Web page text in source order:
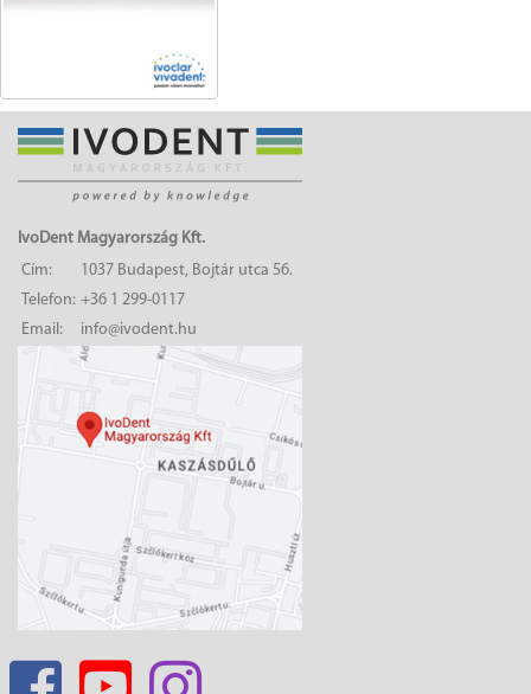
IvoDent Magyarország Kft.
Cím:
1037 Budapest, Bojtár utca 56.
Telefon: +36 1 299-0117
Email:
info@ivodent.hu